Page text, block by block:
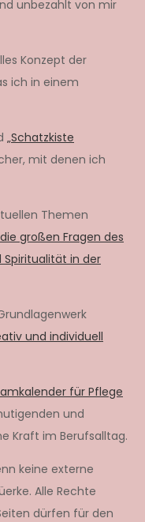
unbezahlt von mir
Konzept der
ich in einem
„Schatzkiste
mit denen ich
Themen
großen Fragen des
Spiritualität in der
und individuell
für Pflege
und
Kraft im Berufsalltag.
keine externe
Alle Rechte
dürfen für den